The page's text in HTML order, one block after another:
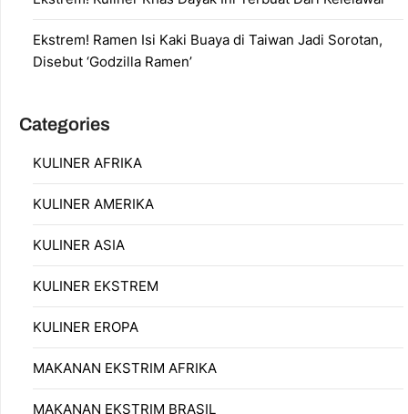
Ekstrem! Ramen Isi Kaki Buaya di Taiwan Jadi Sorotan,
Disebut ‘Godzilla Ramen’
Categories
KULINER AFRIKA
KULINER AMERIKA
KULINER ASIA
KULINER EKSTREM
KULINER EROPA
MAKANAN EKSTRIM AFRIKA
MAKANAN EKSTRIM BRASIL